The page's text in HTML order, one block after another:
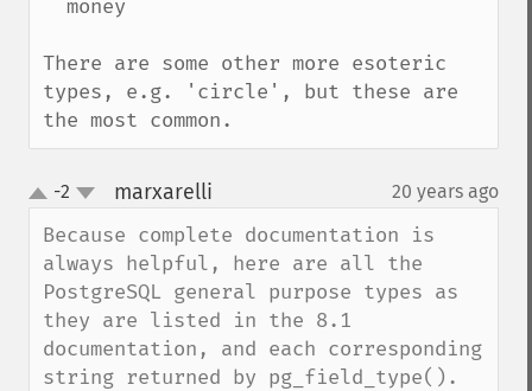
There are some other more esoteric
types, e.g. 'circle', but these are
the most common.
up
down
-2 marxarelli 20 years ago
Because complete documentation is
always helpful, here are all the
PostgreSQL general purpose types as
they are listed in the 8.1
documentation, and each corresponding
string returned by pg_field_type().